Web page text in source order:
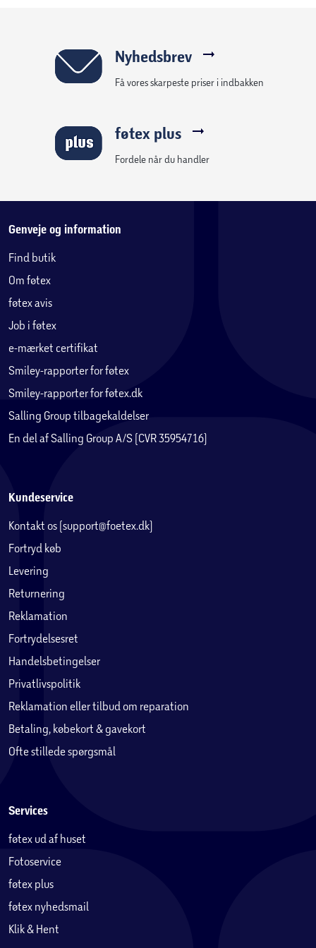
Nyhedsbrev
Få vores skarpeste priser i indbakken
føtex plus
Fordele når du handler
Genveje og information
Find butik
Om føtex
føtex avis
Job i føtex
e-mærket certifikat
Smiley-rapporter for føtex
Smiley-rapporter for føtex.dk
Salling Group tilbagekaldelser
En del af Salling Group A/S (CVR 35954716)
Kundeservice
Kontakt os (support@foetex.dk)
Fortryd køb
Levering
Returnering
Reklamation
Fortrydelsesret
Handelsbetingelser
Privatlivspolitik
Reklamation eller tilbud om reparation
Betaling, købekort & gavekort
Ofte stillede spørgsmål
Services
føtex ud af huset
Fotoservice
føtex plus
føtex nyhedsmail
Klik & Hent